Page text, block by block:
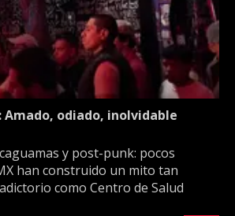
Amado, odiado, inolvidable
y post-punk: pocos
han construido un mito tan
como Centro de Salud